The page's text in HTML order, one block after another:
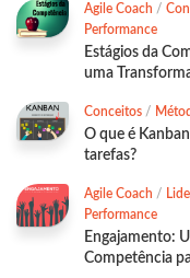
Agile Coach /
Performance
Estágios da
uma
Conceitos /
O que é
tarefas?
Agile Coach /
Performance
Engajamento:
Competência